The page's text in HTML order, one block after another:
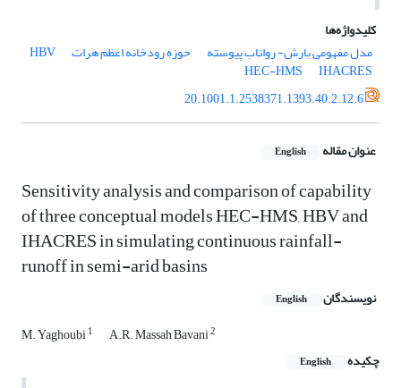
کلیدواژه‌ها
مدل مفهومی بارش- رواناب پیوسته
حوزه رودخانه اعظم هرات HBV
HEC-HMS
IHACRES
20.1001.1.2538371.1393.40.2.12.6
عنوان مقاله English
Sensitivity analysis and comparison of capability
of three conceptual models HEC-HMS, HBV and
IHACRES in simulating continuous rainfall-
runoff in semi-arid basins
نویسندگان English
M. Yaghoubi1 A.R. Massah Bavani2
چکیده English